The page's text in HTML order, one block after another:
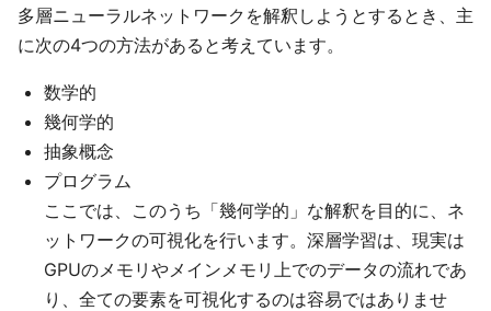
多層ニューラルネットワークを解釈しようとするとき、主
に次の4つの方法があると考えています。
数学的
幾何学的
抽象概念
プログラム
ここでは、このうち「幾何学的」な解釈を目的に、ネ
ットワークの可視化を行います。深層学習は、現実は
GPUのメモリやメインメモリ上でのデータの流れであ
り、全ての要素を可視化するのは容易ではありませ